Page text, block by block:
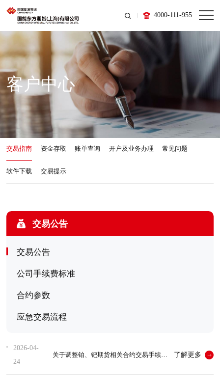
4000-111-955
客户中心
交易指南 资金存取 账单查询 开户及业务办理 常见问题
软件下载 交易提示
交易公告
交易公告
公司手续费标准
合约参数
应急交易流程
2026-04-
24
关于调整铂、钯期货相关合约交易手续费标准的通知 了解更多